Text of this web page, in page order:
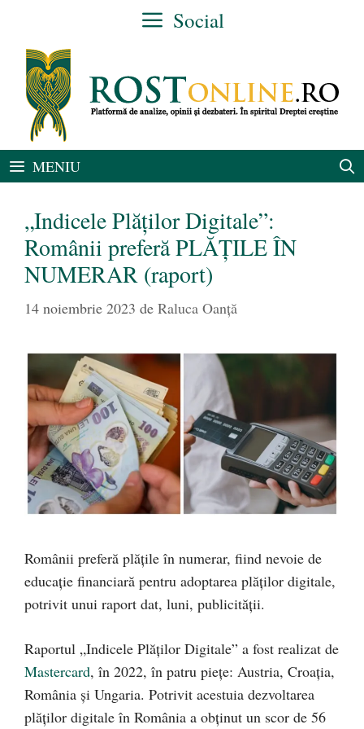
conținut
Social
MENIU
„Indicele Plăților Digitale”:
Românii preferă PLĂȚILE ÎN
NUMERAR (raport)
14 noiembrie 2023 de Raluca Oanță
Românii preferă plățile în numerar, fiind nevoie de
educație financiară pentru adoptarea plăților digitale,
potrivit unui raport dat, luni, publicității.
Raportul „Indicele Plăților Digitale” a fost realizat de
Mastercard, în 2022, în patru piețe: Austria, Croația,
România și Ungaria. Potrivit acestuia dezvoltarea
plăților digitale în România a obținut un scor de 56